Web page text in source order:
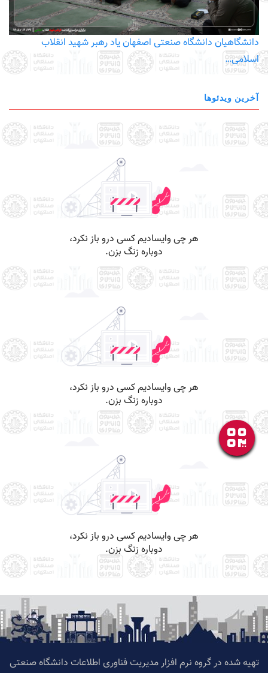
دانشگاهیان دانشگاه صنعتی اصفهان یاد رهبر شهید انقلاب
اسلامی…
آخرین ویدئوها
تهیه شده در گروه نرم افزار مدیریت فناوری اطلاعات دانشگاه صنعتی